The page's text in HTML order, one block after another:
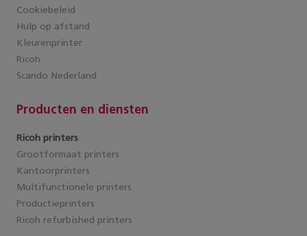
Cookiebeleid
Hulp op afstand
Kleurenprinter
Ricoh
Scando Nederland
Producten en diensten
Ricoh printers
Grootformaat printers
Kantoorprinters
Multifunctionele printers
Productieprinters
Ricoh refurbished printers